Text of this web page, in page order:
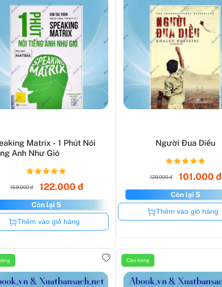
Matrix - 1 Phút Nói
Anh Như Gió
159.000 đ 122.000 đ
Còn lại 5
Còn hàng
Thêm vào giỏ hàng
Người Đua Diều
129.000 đ 101.000 đ
Còn lại 5
Còn hàng
Thêm vào giỏ hàng
Còn hàng